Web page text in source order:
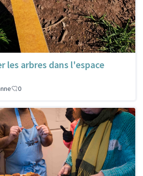
les arbres dans l'espace
0